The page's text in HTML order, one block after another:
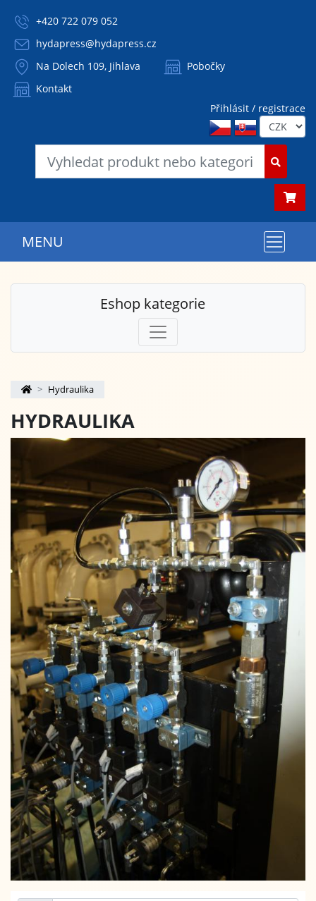
+420 722 079 052
hydapress@hydapress.cz
Na Dolech 109, Jihlava
Pobočky
Kontakt
Přihlásit / registrace
MENU
Eshop kategorie
Hydraulika
HYDRAULIKA